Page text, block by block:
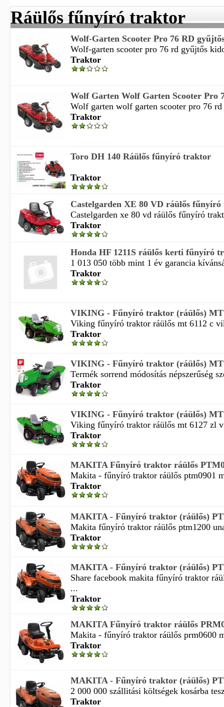
Ráülős fűnyíró traktor
Wolf-Garten Scooter Pro 76 RD
Wolf-garten scooter pro 76 rd gyűjtős
Traktor
Wolf Garten Wolf Garten Scooter Pro
Wolf garten wolf garten scooter pro 76
Traktor
Toro DH 140 Ráülős fűnyíró traktor
Traktor
Castelgarden XE 80 VD ráülős
Castelgarden xe 80 vd ráülős fűnyíró
Traktor
Honda HF 1211S ráülős kerti fűnyíró
1 013 050 több mint 1 év garancia
Traktor
VIKING - Fűnyíró traktor (ráülős) MT
Viking fűnyíró traktor ráülős mt 6112 c
Traktor
VIKING - Fűnyíró traktor (ráülős) MT
Termék sorrend módosítás népszerűség
Traktor
VIKING - Fűnyíró traktor (ráülős) MT
Viking fűnyíró traktor ráülős mt 6127 zl
Traktor
MAKITA Fűnyíró traktor ráülős
Makita - fűnyíró traktor ráülős ptm0901
Traktor
MAKITA - Fűnyíró traktor (ráülős)
Makita fűnyíró traktor ráülős ptm1200
Traktor
MAKITA - Fűnyíró traktor (ráülős)
Share facebook makita fűnyíró traktor
...
Traktor
MAKITA Fűnyíró traktor ráülős
Makita - fűnyíró traktor ráülős prm0600
Traktor
MAKITA - Fűnyíró traktor (ráülős)
2 000 000 szállitási költségek kosárba
Traktor